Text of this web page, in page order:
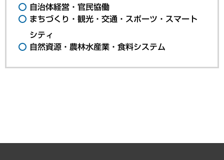
自治体経営・官民協働
まちづくり・観光・交通・スポーツ・スマート
シティ
自然資源・農林水産業・食料システム